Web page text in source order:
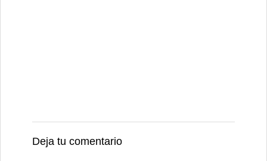
Deja tu comentario